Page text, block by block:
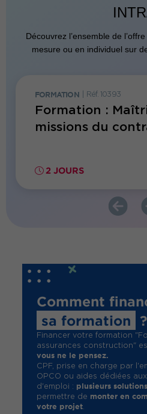
Découvrez l’ensemble de
mesure ou en individuel sur
FORMATION Réf. 10393
Formation :
missions du
2 JOURS
Comment
sa formation
?
Financer votre formation
assurances construction"
vous ne le pensez.
CPF, prise en charge par
OPCO ou aides dédiées
d'emploi : plusieurs solutions
permettre de monter en
votre projet.